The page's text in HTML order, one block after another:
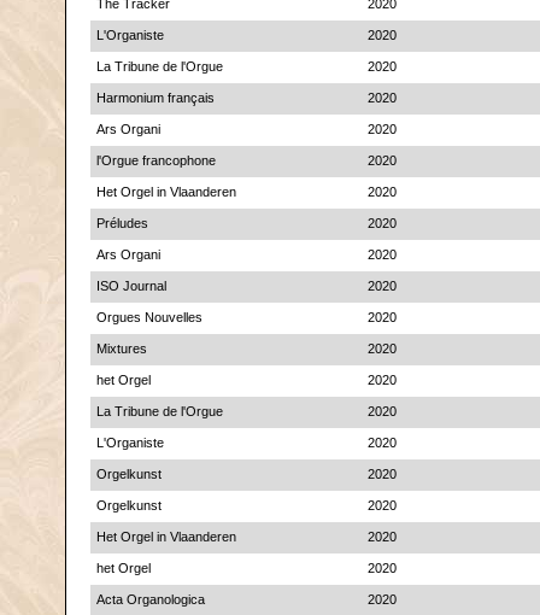
The Tracker 2020
L'Organiste 2020
La Tribune de l'Orgue 2020
Harmonium français 2020
Ars Organi 2020
l'Orgue francophone 2020
Het Orgel in Vlaanderen 2020
Préludes 2020
Ars Organi 2020
ISO Journal 2020
Orgues Nouvelles 2020
Mixtures 2020
het Orgel 2020
La Tribune de l'Orgue 2020
L'Organiste 2020
Orgelkunst 2020
Orgelkunst 2020
Het Orgel in Vlaanderen 2020
het Orgel 2020
Acta Organologica 2020